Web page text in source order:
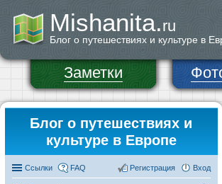
Mishanita.ru
Блог о путешествиях и культуре в
Заметки
Блог о путешествиях и
культуре в Европе
Ссылки FAQ Вход
Регистрация